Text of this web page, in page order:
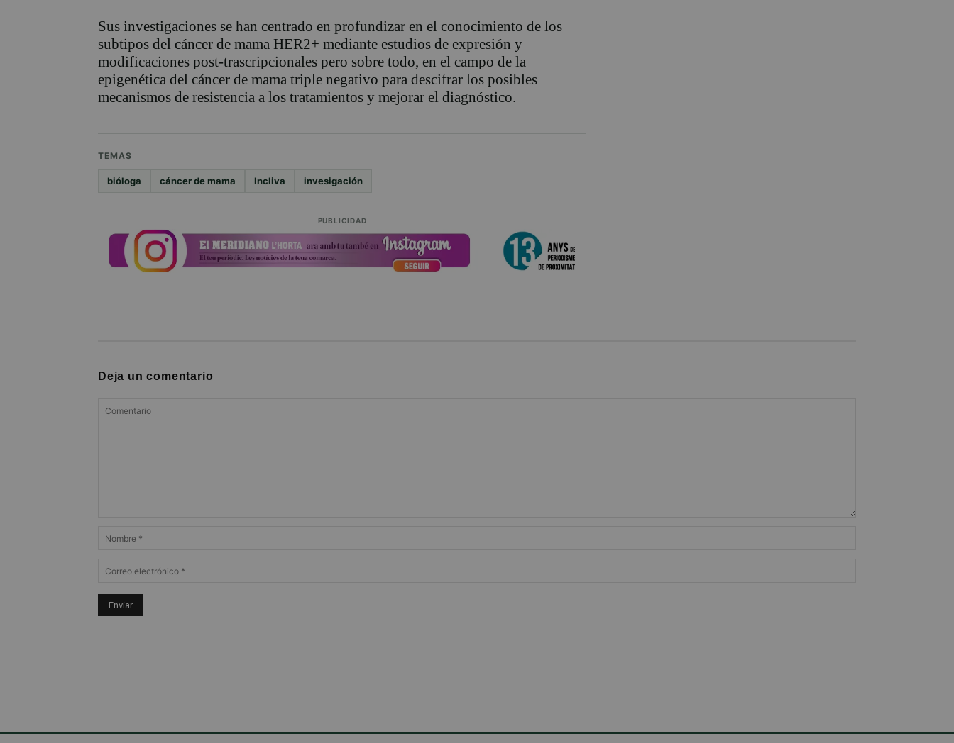
Sus investigaciones se han centrado en profundizar en el conocimiento de los
subtipos del cáncer de mama HER2+ mediante estudios de expresión y
modificaciones post-trascripcionales pero sobre todo, en el campo de la
epigenética del cáncer de mama triple negativo para descifrar los posibles
mecanismos de resistencia a los tratamientos y mejorar el diagnóstico.
TEMAS
bióloga cáncer de mama Incliva invesigación
PUBLICIDAD
Deja un comentario